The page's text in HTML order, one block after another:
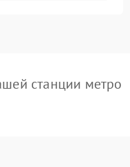
станции метро